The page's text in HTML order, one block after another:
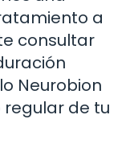
a
consultar
Neurobion
regular de tu